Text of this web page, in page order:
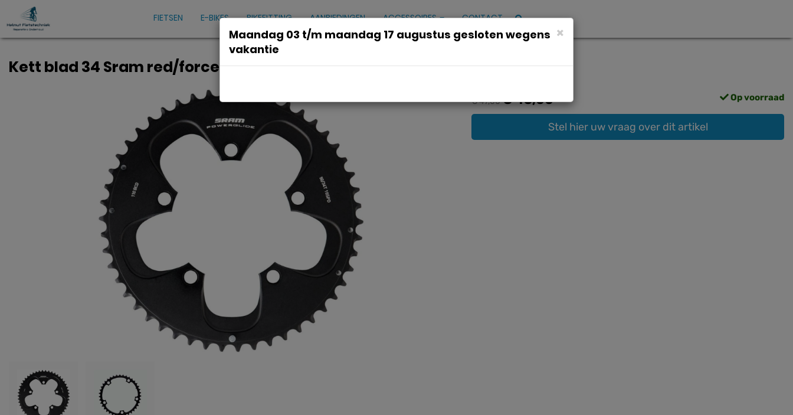
FIETSEN E-BIKES BIKEFITTING AANBIEDINGEN ACCESSOIRES CONTACT
Kett blad 34 Sram red/force22 race alm 3mm 110 zw
€ 47,00€ 45,00 Op voorraad
Stel hier uw vraag over dit artikel
×
Maandag 03 t/m maandag 17 augustus gesloten wegens
vakantie